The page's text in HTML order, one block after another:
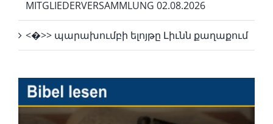
MITGLIEDERVERSAMMLUNG 02.08.2026
<�>> պարախումբի ելոյթը Լիւնն քաղաքում